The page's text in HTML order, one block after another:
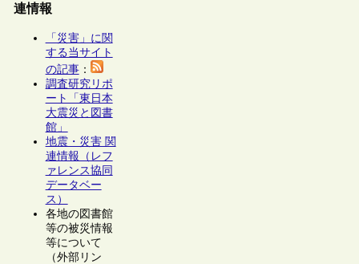
連情報
「災害」に関
する当サイト
の記事：
調査研究リポ
ート「東日本
大震災と図書
館」
地震・災害 関
連情報（レフ
ァレンス協同
データベー
ス）
各地の図書館
等の被災情報
等について
（外部リン